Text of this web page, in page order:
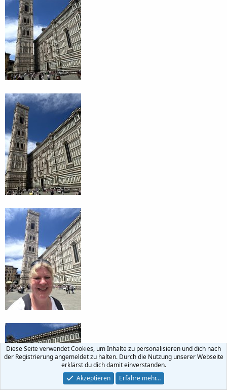
Diese Seite verwendet Cookies, um Inhalte zu personalisieren und dich nach
der Registrierung angemeldet zu halten. Durch die Nutzung unserer Webseite
erklärst du dich damit einverstanden.
Akzeptieren
Erfahre mehr…